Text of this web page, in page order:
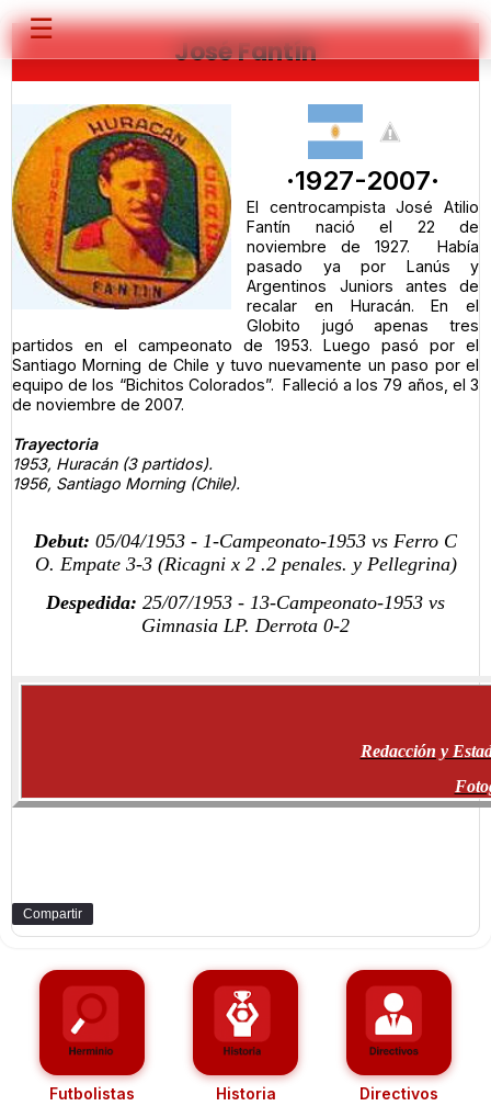
☰
José Fantín
·1927-2007·
El centrocampista José Atilio
Fantín nació el 22 de
noviembre de 1927. Había
pasado ya por Lanús y
Argentinos Juniors antes de
recalar en Huracán. En el
Globito jugó apenas tres
partidos en el campeonato de 1953. Luego pasó por el
Santiago Morning de Chile y tuvo nuevamente un paso por el
equipo de los “Bichitos Colorados”. Falleció a los 79 años, el 3
de noviembre de 2007.
Trayectoria
1953, Huracán (3 partidos).
1956, Santiago Morning (Chile).
Debut: 05/04/1953 - 1-Campeonato-1953 vs Ferro C
O. Empate 3-3 (Ricagni x 2 .2 penales. y Pellegrina)
Despedida: 25/07/1953 - 13-Campeonato-1953 vs
Gimnasia LP. Derrota 0-2
Redacción y
Compartir
Futbolistas Historia Directivos